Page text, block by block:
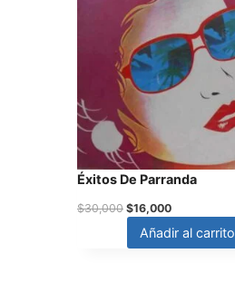
Éxitos De Parranda
$30,000 $16,000
Añadir al carrito